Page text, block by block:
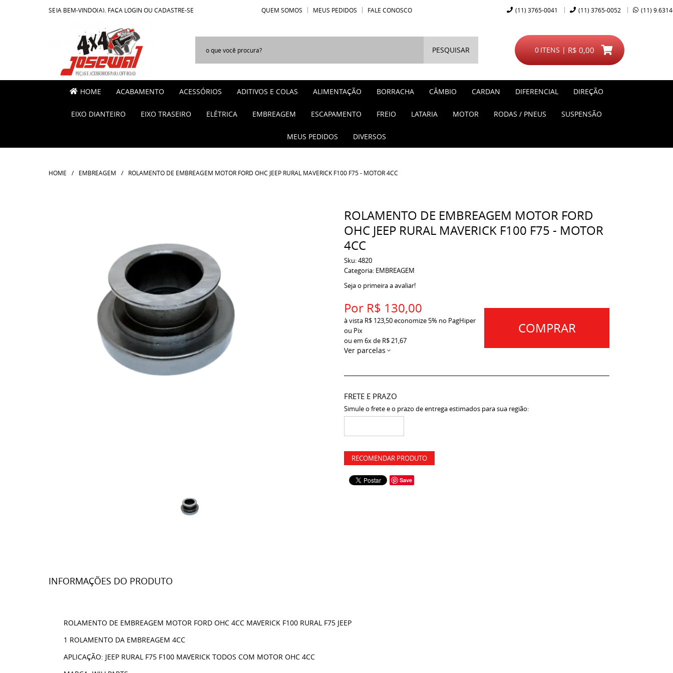
SEJA BEM-VINDO(A), FAÇA LOGIN OU CADASTRE-SE QUEM SOMOS MEUS PEDIDOS FALE CONOSCO (11) 3765-0041 (11) 3765-0052 (11)
PESQUISAR ITENS
0 R$ 0,00
HOME ACABAMENTO ACESSÓRIOS ADITIVOS E COLAS ALIMENTAÇÃO BORRACHA CÂMBIO CARDAN DIFERENCIAL DIREÇÃO
EIXO DIANTEIRO EIXO TRASEIRO ELÉTRICA EMBREAGEM ESCAPAMENTO FREIO LATARIA MOTOR RODAS / PNEUS SUSPENSÃO
MEUS PEDIDOS DIVERSOS
HOME EMBREAGEM ROLAMENTO DE EMBREAGEM MOTOR FORD OHC JEEP RURAL MAVERICK F100 F75 - MOTOR 4CC
ROLAMENTO DE EMBREAGEM MOTOR FORD
OHC JEEP RURAL MAVERICK F100 F75 - MOTOR
4CC
Sku:4820
Categoria: EMBREAGEM
Seja o primeira a avaliar!
Por R$ 130,00
à vista R$ 123,50economize 5% no PagHiper
ou Pix
ou em 6xde R$ 21,67
Ver parcelas
COMPRAR
FRETE E PRAZO
Simule o frete e o prazo de entrega estimados para sua região:
RECOMENDAR PRODUTO
Save
INFORMAÇÕES DO PRODUTO
ROLAMENTO DE EMBREAGEM MOTOR FORD OHC 4CC MAVERICK F100 RURAL F75 JEEP
1 ROLAMENTO DA EMBREAGEM 4CC
APLICAÇÃO: JEEP RURAL F75 F100 MAVERICK TODOS COM MOTOR OHC 4CC